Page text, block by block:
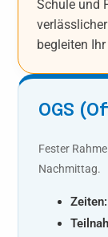
Schule und
begleiten
OGS
Fester
Nachmittag.
Zeiten: